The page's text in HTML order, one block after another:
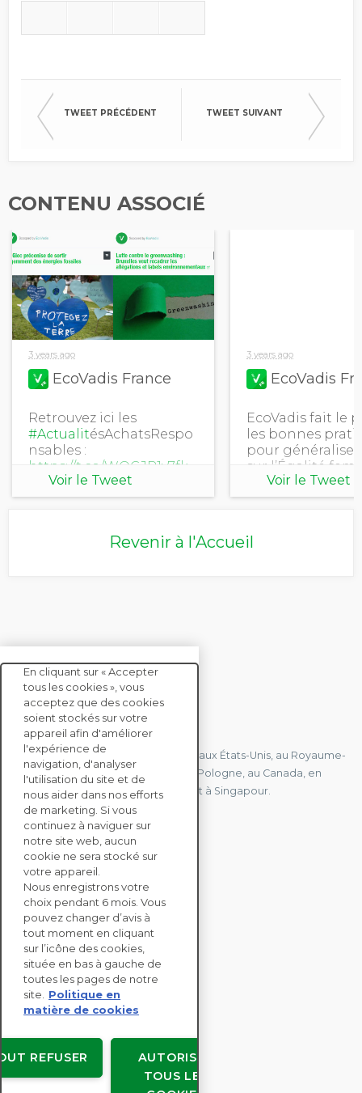
TWEET PRÉCÉDENT TWEET SUIVANT
CONTENU ASSOCIÉ
3 years ago
EcoVadis France
Retrouvez ici les
#ActualitésAchatsRespo
nsables :
https://t.co/WQGJR1v7fk
#RSE
#développementdurabl
#environnement
Voir le Tweet
3 years ago
EcoVadis
EcoVadis fait le
les bonnes
pour généraliser
sur l’Égalité
hommes sur
de la chaîne
#EmbraceEquity
Voir le Tweet
Revenir à l'Accueil
CONTACTEZ-NOUS
Nous avons des bureaux en France, aux États-Unis, au Royaume-
Uni, à Hong Kong, à l'île Maurice, en Pologne, au Canada, en
Allemagne, au Japon, en Espagne et à Singapour.
CONTACTEZ-NOUS
SOLUTIONS
ENTERPRISE
ÉVALUATIONS RSE
RESSOURCES
À PROPOS
Copyright © EcoVadis
En cliquant sur « Accepter
tous les cookies », vous
acceptez que des cookies
soient stockés sur votre
appareil afin d'améliorer
l'expérience de
navigation, d'analyser
l'utilisation du site et de
nous aider dans nos efforts
de marketing. Si vous
continuez à naviguer sur
notre site web, aucun
cookie ne sera stocké sur
votre appareil.
Nous enregistrons votre
choix pendant 6 mois. Vous
pouvez changer d’avis à
tout moment en cliquant
sur l’icône des cookies,
située en bas à gauche de
toutes les pages de notre
site.
Politique en
matière de cookies
AUTORISER
TOUS LES
REFUSER